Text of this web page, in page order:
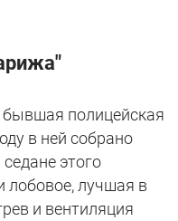
полицейская
в ней собрано
этого
лобовое, лучшая в
и вентиляция